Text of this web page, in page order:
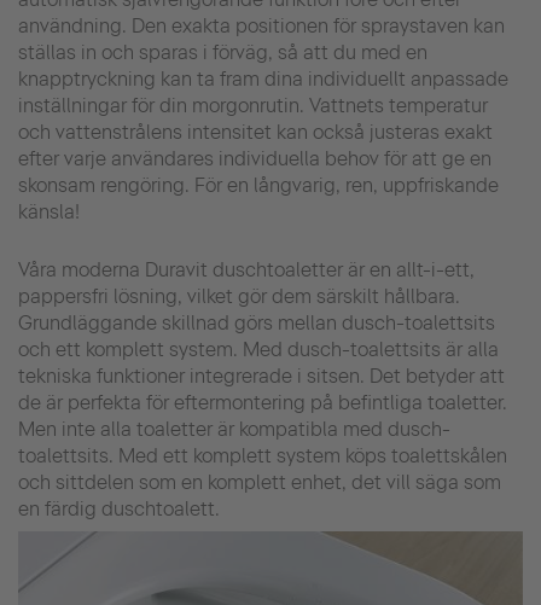
användning. Den exakta positionen för spraystaven kan
ställas in och sparas i förväg, så att du med en
knapptryckning kan ta fram dina individuellt anpassade
inställningar för din morgonrutin. Vattnets temperatur
och vattenstrålens intensitet kan också justeras exakt
efter varje användares individuella behov för att ge en
skonsam rengöring. För en långvarig, ren, uppfriskande
känsla!
Våra moderna Duravit duschtoaletter är en allt-i-ett,
pappersfri lösning, vilket gör dem särskilt hållbara.
Grundläggande skillnad görs mellan dusch-toalettsits
och ett komplett system. Med dusch-toalettsits är alla
tekniska funktioner integrerade i sitsen. Det betyder att
de är perfekta för eftermontering på befintliga toaletter.
Men inte alla toaletter är kompatibla med dusch-
toalettsits. Med ett komplett system köps toalettskålen
och sittdelen som en komplett enhet, det vill säga som
en färdig duschtoalett.